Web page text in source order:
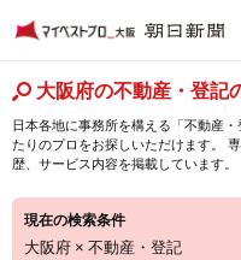
大阪府の不動産・登記
日本各地に事務所を構える「不動産
たりのプロをお探しいただけます。
歴、サービス内容を掲載しています。
現在の検索条件
大阪府 × 不動産・登記